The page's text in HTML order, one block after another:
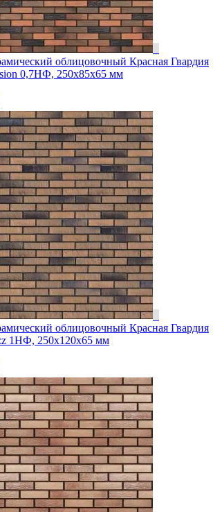
облицовочный Красная Гвардия
0,7НФ, 250x85x65 мм
облицовочный Красная Гвардия
1НФ, 250x120x65 мм